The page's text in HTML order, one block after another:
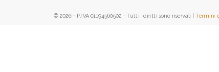
© 2026 - P.IVA 01194560502 - Tutti i diritti sono riservati | Termini